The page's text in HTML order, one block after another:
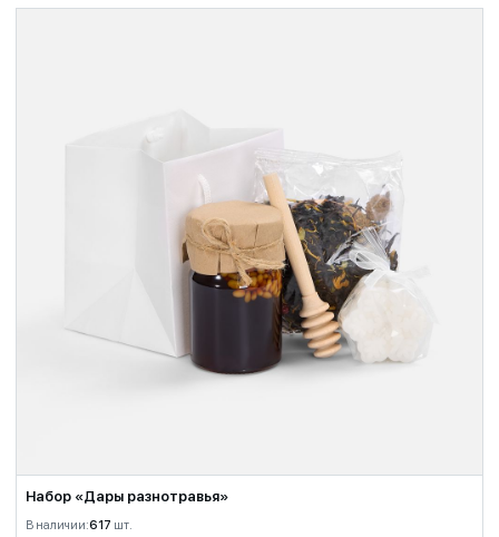
Набор «Дары разнотравья»
В наличии:617 шт.